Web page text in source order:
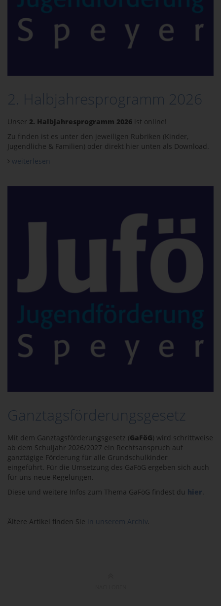
2. Halbjahresprogramm 2026
Unser 2. Halbjahresprogramm 2026 ist online!
Zu finden ist es unter den jeweiligen Rubriken (Kinder,
Jugendliche & Familien) oder direkt hier unten als Download.
weiterlesen
Ganztagsförderungsgesetz
Mit dem Ganztagsförderungsgesetz (GaFöG) wird schrittweise
ab dem Schuljahr 2026/2027 ein Rechtsanspruch auf
ganztägige Förderung für alle Grundschulkinder
eingeführt. Für die Umsetzung des GaFöG ergeben sich auch
für uns neue Regelungen.
Diese und weitere Infos zum Thema GaFöG findest du hier.
Ältere Artikel finden Sie in unserem Archiv.